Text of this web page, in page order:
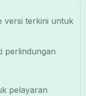
versi terkini untuk
perlindungan
pelayaran